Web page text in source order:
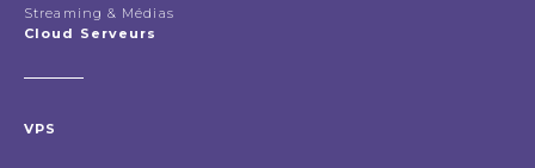
Streaming & Médias
Cloud Serveurs
VPS